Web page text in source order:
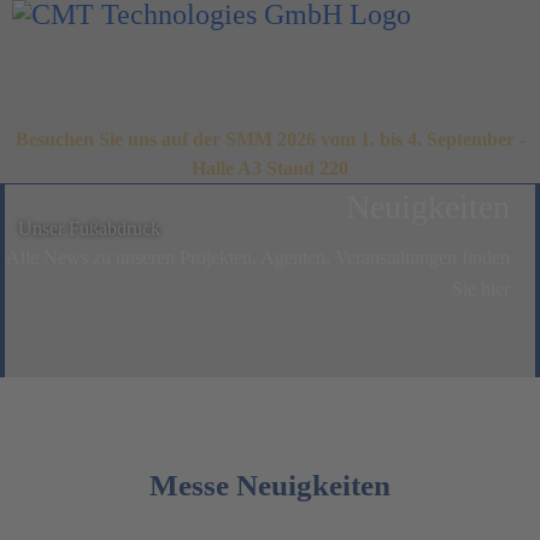
Besuchen Sie uns auf der SMM 2026 vom 1. bis 4. September -
Halle A3 Stand 220
Unser Fußabdruck
Messe Neuigkeiten